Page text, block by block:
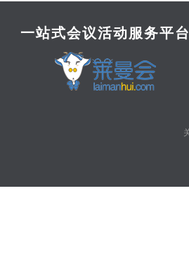
一站式会议活动服务平台